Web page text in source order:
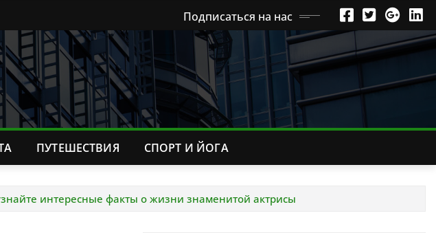
Подписаться на нас
ПУТЕШЕСТВИЯ СПОРТ И ЙОГА
интересные факты о жизни знаменитой актрисы